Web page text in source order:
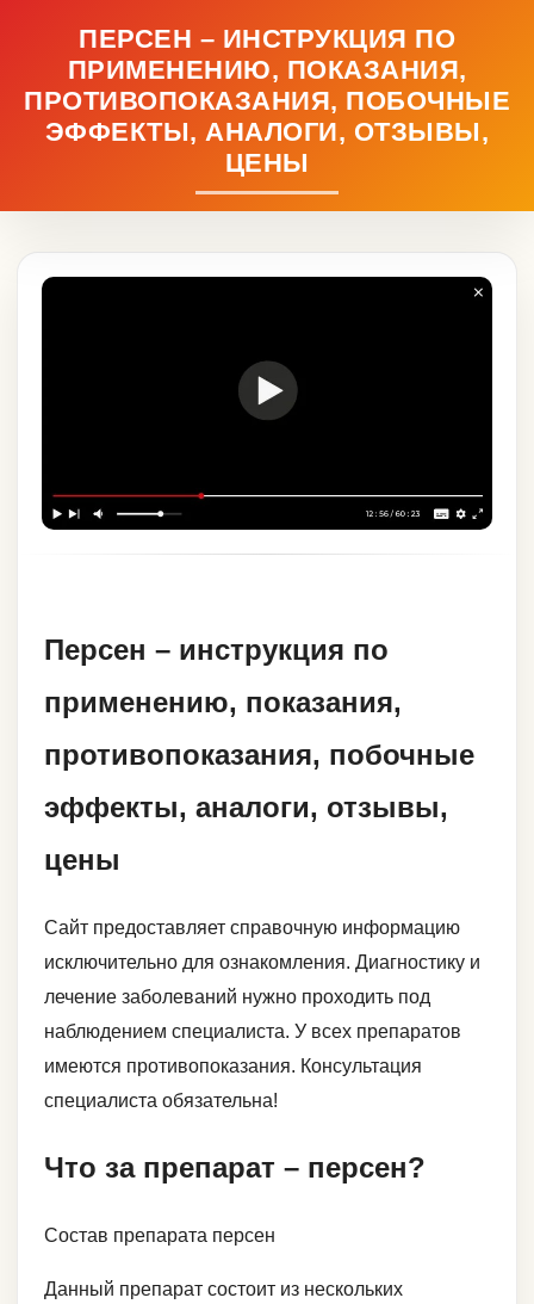
ПЕРСЕН – ИНСТРУКЦИЯ ПО
ПРИМЕНЕНИЮ, ПОКАЗАНИЯ,
ПРОТИВОПОКАЗАНИЯ, ПОБОЧНЫЕ
ЭФФЕКТЫ, АНАЛОГИ, ОТЗЫВЫ,
ЦЕНЫ
Персен – инструкция по
применению, показания,
противопоказания, побочные
эффекты, аналоги, отзывы,
цены
Сайт предоставляет справочную информацию
исключительно для ознакомления. Диагностику и
лечение заболеваний нужно проходить под
наблюдением специалиста. У всех препаратов
имеются противопоказания. Консультация
специалиста обязательна!
Что за препарат – персен?
Состав препарата персен
Данный препарат состоит из нескольких